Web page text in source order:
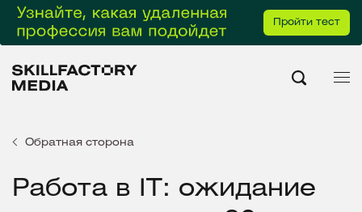
Пройти тест
Обратная сторона
Работа в IT: ожидание